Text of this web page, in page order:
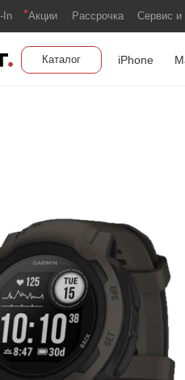
Сервис и
Рассрочка
In Акции
Каталог iPhone